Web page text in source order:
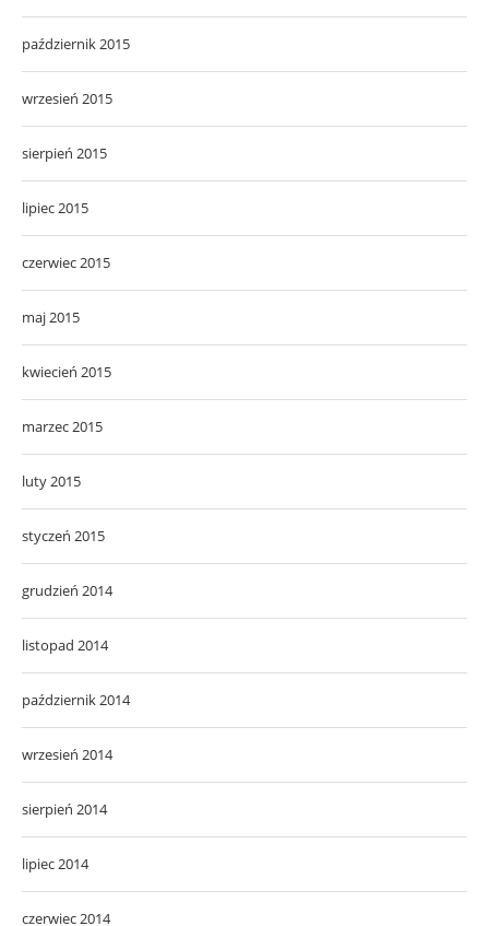
październik 2015
wrzesień 2015
sierpień 2015
lipiec 2015
czerwiec 2015
maj 2015
kwiecień 2015
marzec 2015
luty 2015
styczeń 2015
grudzień 2014
listopad 2014
październik 2014
wrzesień 2014
sierpień 2014
lipiec 2014
czerwiec 2014